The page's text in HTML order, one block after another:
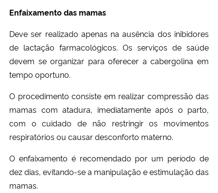
Secretaria-Geral
Secretaria de Governo
Advocacia-Geral da União
Banco Central do Brasil
Planalto
Enfaixamento das mamas
Deve ser realizado apenas na ausência dos inibidores
de lactação farmacológicos. Os serviços de saúde
devem se organizar para oferecer a cabergolina em
tempo oportuno.
O procedimento consiste em realizar compressão das
mamas com atadura, imediatamente após o parto,
com o cuidado de não restringir os movimentos
respiratórios ou causar desconforto materno.
O enfaixamento é recomendado por um período de
dez dias, evitando-se a manipulação e estimulação das
mamas.